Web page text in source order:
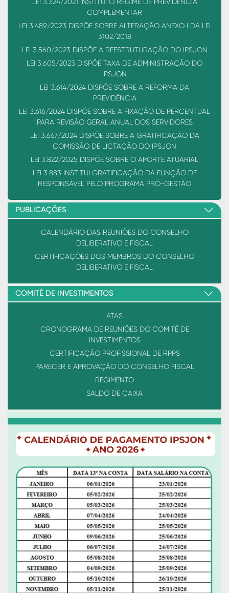
LEI 3.324/2021 INSTITUI O REGIME DE PREVIDÊNCIA
COMPLEMENTAR
LEI 3.489/2023 DISPÕE SOBRE ALTERAÇÃO ANEXO I DA LEI
3102/2018
LEI 3.560/2023 DISPÕE A REESTRUTURAÇÃO DO IPSJON
LEI 3.605/2023 DISPÕE TAXA DE ADMINISTRAÇÃO DO
IPSJON
LEI 3.614/2024 DISPÕE SOBRE A REFORMA DA
PREVIDÊNCIA
LEI 3.616/2024 DISPÕE SOBRE A FIXAÇÃO DE PERCENTUAL
PARA REVISÃO GERAL ANUAL DOS SERVIDORES
LEI 3.667/2024 DISPÕE SOBRE A GRATIFICAÇÃO DA
COMISSÃO DE LICTAÇÃO DO IPSJON
LEI 3.822/2025 DISPÕE SOBRE O APORTE ATUARIAL
LEI 3.883 INSTITUI GRATIFICAÇÃO DA FUNÇÃO DE
RESPONSÁVEL PELO PROGRAMA PRÓ-GESTÃO
PUBLICAÇÕES
CALENDÁRIO DAS REUNIÕES DO CONSELHO
DELIBERATIVO E FISCAL
CERTIFICAÇÕES DOS MEMBROS DO CONSELHO
DELIBERATIVO E FISCAL
COMITÊ DE INVESTIMENTOS
ATAS
CRONOGRAMA DE REUNIÕES DO COMITÊ DE
INVESTIMENTOS
CERTIFICAÇÃO PROFISSIONAL DE RPPS
PARECER E APROVAÇÃO DO CONSELHO FISCAL
REGIMENTO
SALDO DE CAIXA